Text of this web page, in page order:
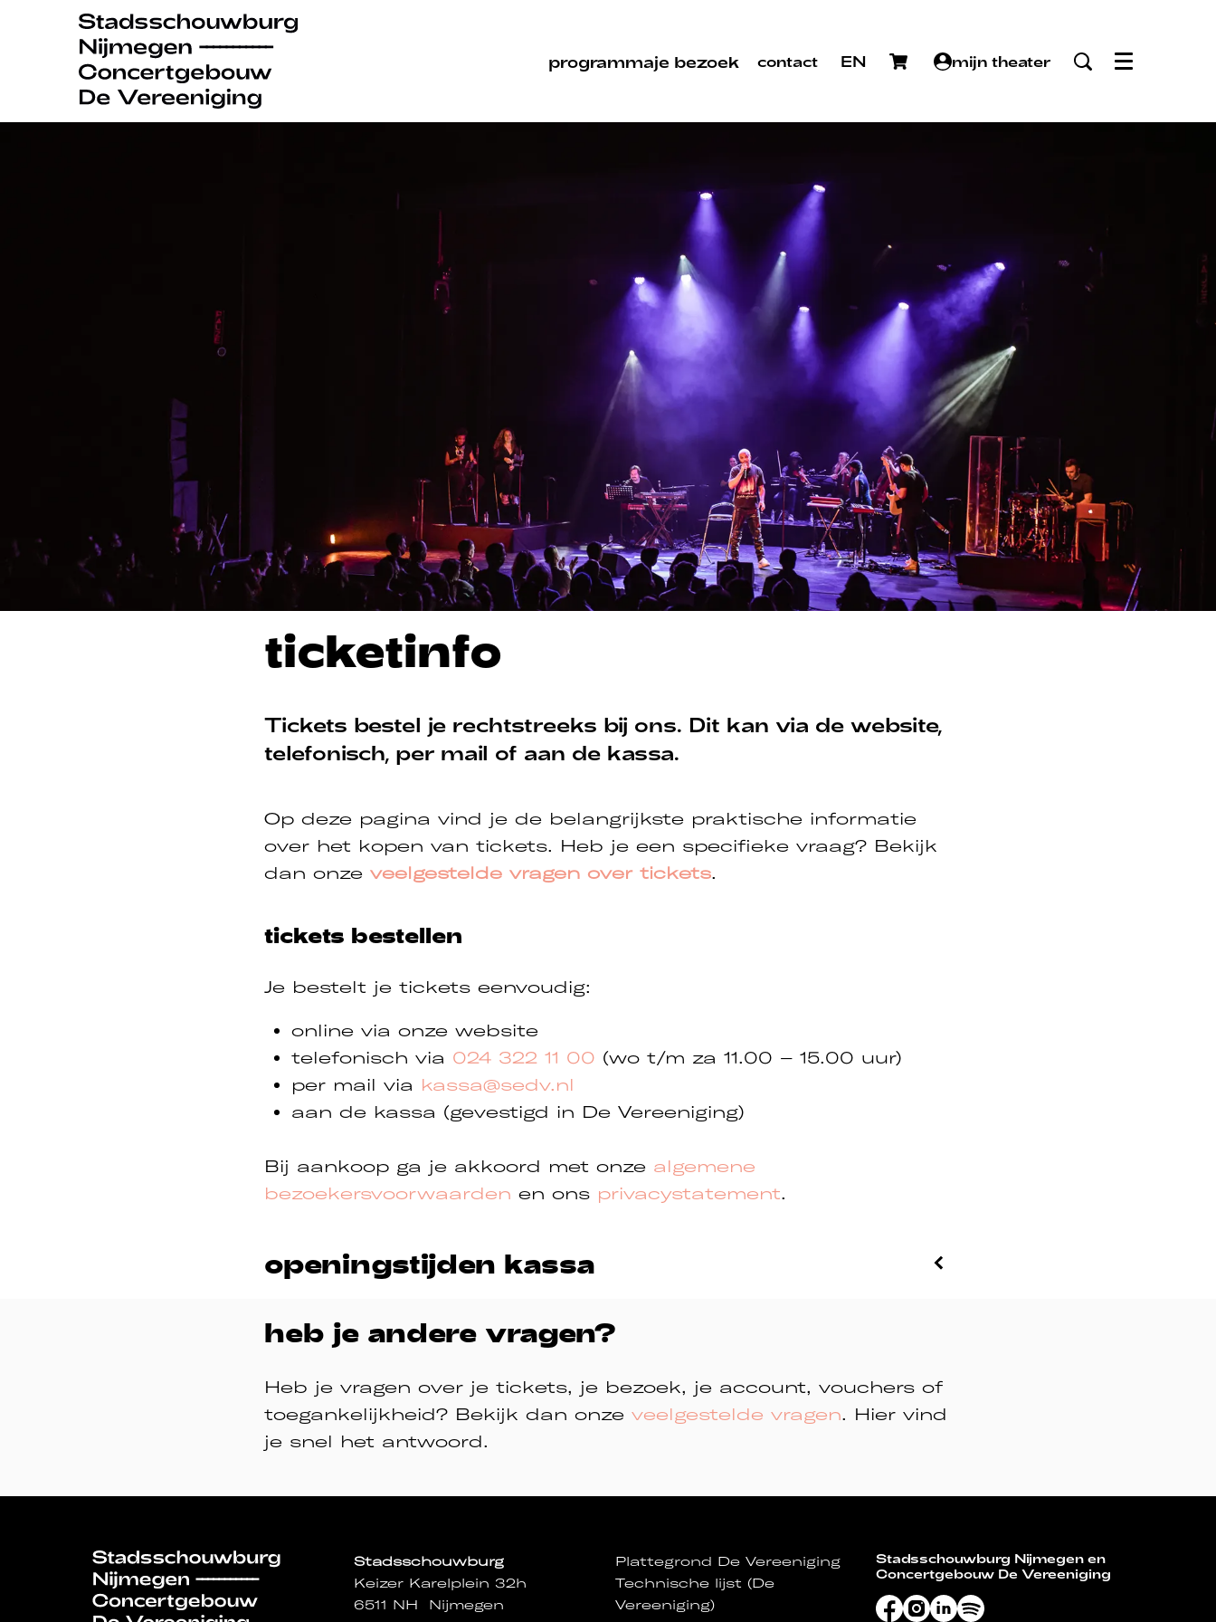
programmaje bezoek contact EN mijn theater Menu
ticketinfo
Tickets bestel je rechtstreeks bij ons. Dit kan via de website,
telefonisch, per mail of aan de kassa.
Op deze pagina vind je de belangrijkste praktische informatie
over het kopen van tickets. Heb je een specifieke vraag? Bekijk
dan onze veelgestelde vragen over tickets.
tickets bestellen
Je bestelt je tickets eenvoudig:
online via onze website
telefonisch via 024 322 11 00 (wo t/m za 11.00 – 15.00 uur)
per mail via kassa@sedv.nl
aan de kassa (gevestigd in De Vereeniging)
Bij aankoop ga je akkoord met onze algemene
bezoekersvoorwaarden en ons privacystatement.
openingstijden kassa
heb je andere vragen?
Heb je vragen over je tickets, je bezoek, je account, vouchers of
toegankelijkheid? Bekijk dan onze veelgestelde vragen. Hier vind
je snel het antwoord.
Stadsschouwburg
Keizer Karelplein 32h
6511 NH Nijmegen
Plattegrond De Vereeniging
Technische lijst (De
Vereeniging)
Stadsschouwburg Nijmegen en
Concertgebouw De Vereeniging